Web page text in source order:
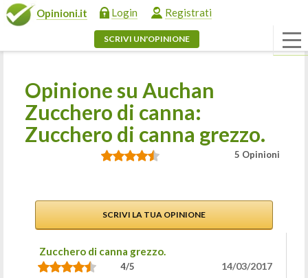
Opinioni.it Login Registrati
SCRIVI UN'OPINIONE
Opinione su Auchan
Zucchero di canna:
Zucchero di canna grezzo.
5 Opinioni
SCRIVI LA TUA OPINIONE
Zucchero di canna grezzo.
4/5 14/03/2017